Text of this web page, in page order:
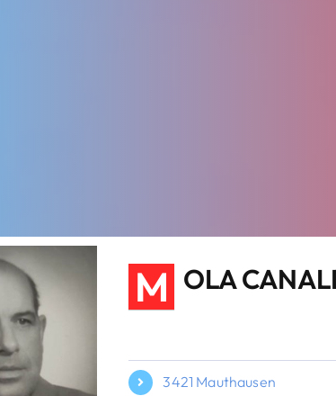
M OLA
3421 Mauthausen